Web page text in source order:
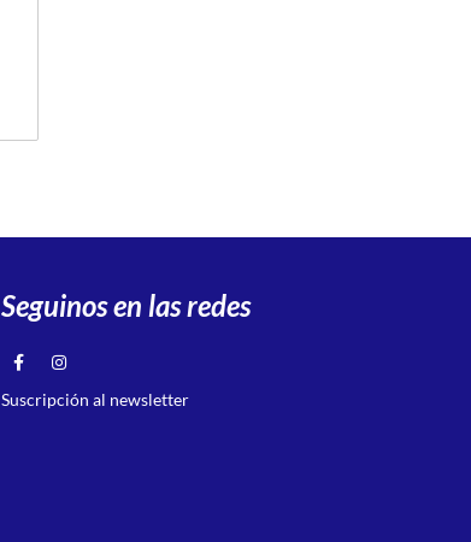
Seguinos en las redes
Suscripción al newsletter